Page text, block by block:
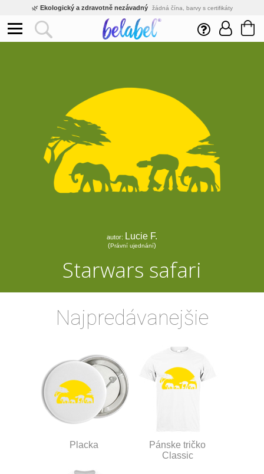
🌿 Ekologický a zdravotně nezávadný žádná čína, barvy s certifikáty
Inovativní výroba vlastní vývoj, nejnovější technologie
Rychlé dodání expedujeme do 24h
autor: Lucie F.
(Právní ujednání)
Starwars safari
Najpredávanejšie
Placka
Pánske tričko
Classic